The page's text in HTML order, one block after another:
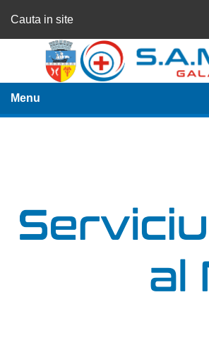
Cauta in site
Menu